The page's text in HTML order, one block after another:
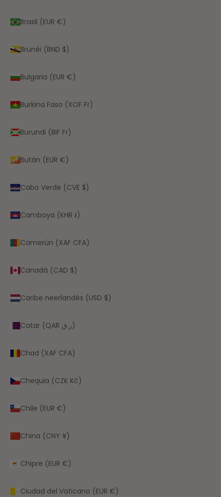
Brasil (EUR €)
Brunéi (BND $)
Bulgaria (EUR €)
Burkina Faso (XOF Fr)
Burundi (BIF Fr)
Bután (EUR €)
Cabo Verde (CVE $)
Camboya (KHR ៛)
Camerún (XAF CFA)
Canadá (CAD $)
Caribe neerlandés (USD $)
Catar (QAR ر.ق)
Chad (XAF CFA)
Chequia (CZK Kč)
Chile (EUR €)
China (CNY ¥)
Chipre (EUR €)
Ciudad del Vaticano (EUR €)